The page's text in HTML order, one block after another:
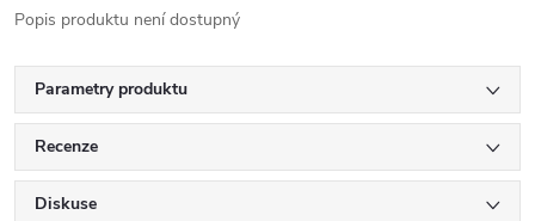
Popis produktu není dostupný
Parametry produktu
Recenze
Diskuse